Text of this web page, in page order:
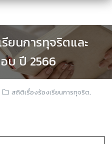
ยนการทุจริตและ
บ ปี 2566
สถิติเรื่องร้องเรียนการทุจริต,